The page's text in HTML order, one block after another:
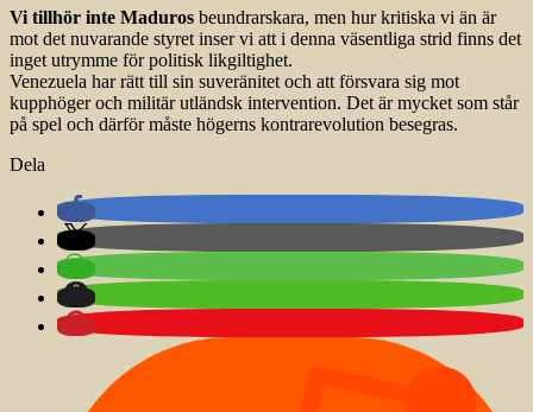
Vi tillhör inte Maduros beundrarskara, men hur kritiska vi än är
mot det nuvarande styret inser vi att i denna väsentliga strid finns det
inget utrymme för politisk likgiltighet.
Venezuela har rätt till sin suveränitet och att försvara sig mot
kupphöger och militär utländsk intervention. Det är mycket som står
på spel och därför måste högerns kontra­revolution besegras.
Dela